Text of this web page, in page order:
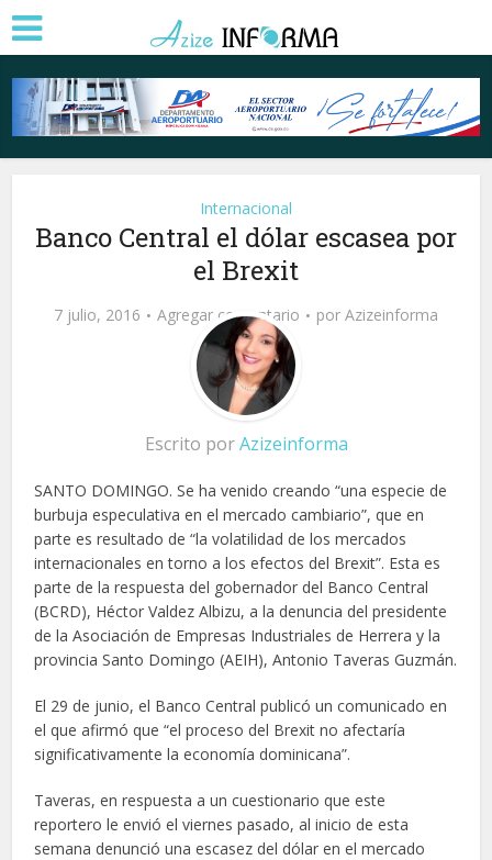
Internacional
Banco Central el dólar escasea por
el Brexit
7 julio, 2016 Agregar comentario por Azizeinforma
Escrito porAzizeinforma
SANTO DOMINGO. Se ha venido creando “una especie de
burbuja especulativa en el mercado cambiario”, que en
parte es resultado de “la volatilidad de los mercados
internacionales en torno a los efectos del Brexit”. Esta es
parte de la respuesta del gobernador del Banco Central
(BCRD), Héctor Valdez Albizu, a la denuncia del presidente
de la Asociación de Empresas Industriales de Herrera y la
provincia Santo Domingo (AEIH), Antonio Taveras Guzmán.
El 29 de junio, el Banco Central publicó un comunicado en
el que afirmó que “el proceso del Brexit no afectaría
significativamente la economía dominicana”.
Taveras, en respuesta a un cuestionario que este
reportero le envió el viernes pasado, al inicio de esta
semana denunció una escasez del dólar en el mercado